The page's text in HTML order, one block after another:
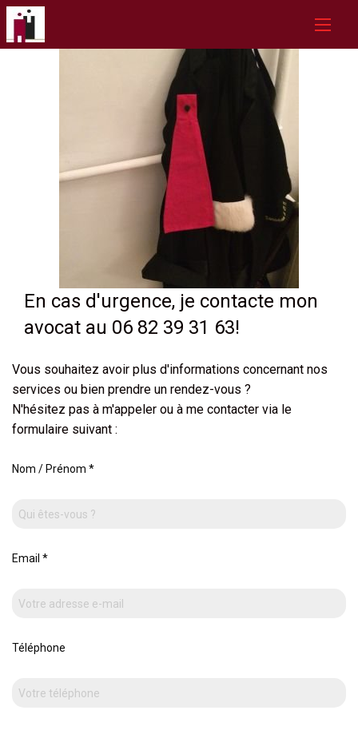
En cas d'urgence, je contacte mon
avocat au 06 82 39 31 63!
Vous souhaitez avoir plus d'informations concernant nos
services ou bien prendre un rendez-vous ?
N'hésitez pas à m'appeler ou à me contacter via le
formulaire suivant :
Nom / Prénom *
Email *
Téléphone